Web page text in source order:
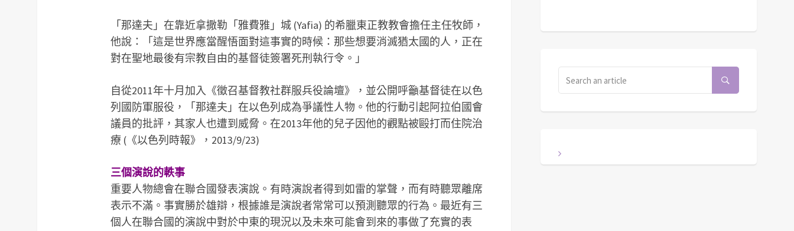
「那達夫」在靠近拿撒勒「雅費雅」城 (Yafia) 的希臘東正教教會擔任主任牧師，
他說：「這是世界應當醒悟面對這事實的時候：那些想要消滅猶太國的人，正在
對在聖地最後有宗教自由的基督徒簽署死刑執行令。」
自從2011年十月加入《徵召基督教社群服兵役論壇》，並公開呼籲基督徒在以色
列國防軍服役，「那達夫」在以色列成為爭議性人物。他的行動引起阿拉伯國會
議員的批評，其家人也遭到威脅。在2013年他的兒子因他的觀點被毆打而住院治
療 (《以色列時報》，2013/9/23)
三個演說的軼事
重要人物總會在聯合國發表演說。有時演說者得到如雷的掌聲，而有時聽眾離席
表示不滿。事實勝於雄辯，根據誰是演說者常常可以預測聽眾的行為。最近有三
個人在聯合國的演說中對於中東的現況以及未來可能會到來的事做了充實的表